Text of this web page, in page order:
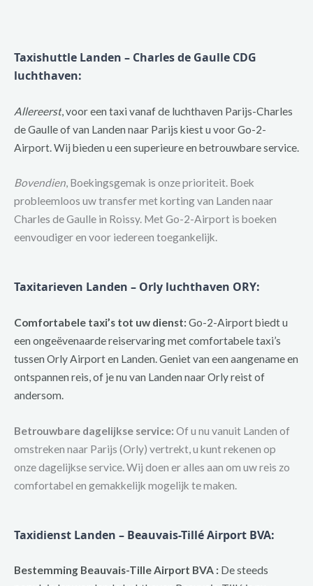
Taxishuttle Landen – Charles de Gaulle CDG
luchthaven:
Allereerst , voor een taxi vanaf de luchthaven Parijs-Charles
de Gaulle of van Landen naar Parijs kiest u voor Go-2-
Airport. Wij bieden u een superieure en betrouwbare service.
Bovendien, Boekingsgemak is onze prioriteit. Boek
probleemloos uw transfer met korting van Landen naar
Charles de Gaulle in Roissy. Met Go-2-Airport is boeken
eenvoudiger en voor iedereen toegankelijk.
Taxitarieven Landen – Orly luchthaven ORY:
Comfortabele taxi’s tot uw dienst: Go-2-Airport biedt u
een ongeëvenaarde reiservaring met comfortabele taxi’s
tussen Orly Airport en Landen. Geniet van een aangename en
ontspannen reis, of je nu van Landen naar Orly reist of
andersom.
Betrouwbare dagelijkse service: Of u nu vanuit Landen of
omstreken naar Parijs (Orly) vertrekt, u kunt rekenen op
onze dagelijkse service. Wij doen er alles aan om uw reis zo
comfortabel en gemakkelijk mogelijk te maken.
Taxidienst Landen – Beauvais-Tillé Airport BVA:
Bestemming Beauvais-Tille Airport BVA : De steeds